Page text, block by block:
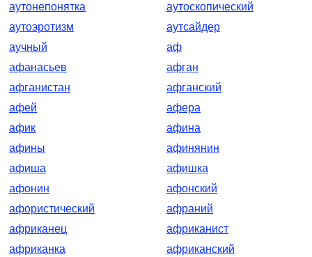
аутонепонятка
аутоскопический
аутоэротизм
аутсайдер
аучный
аф
афанасьев
афган
афганистан
афганский
афей
афера
афик
афина
афины
афинянин
афиша
афишка
афонин
афонский
афористический
афраний
африканец
африканист
африканка
африканский